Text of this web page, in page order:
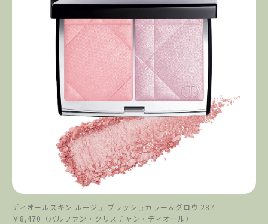
ディオールスキン ルージュ ブラッシュカラー＆グロウ 287
￥8,470（パルファン・クリスチャン・ディオール）